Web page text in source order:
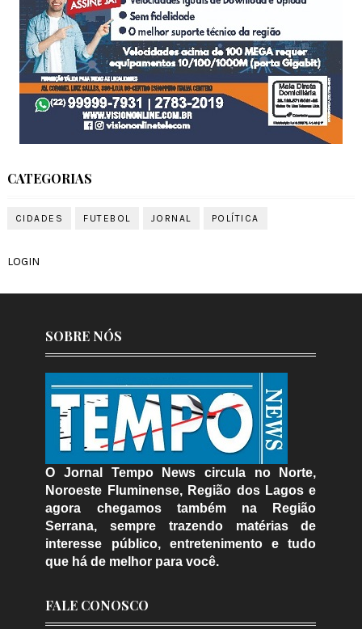
CATEGORIAS
CIDADES FUTEBOL JORNAL POLÍTICA
LOGIN
SOBRE NÓS
O Jornal Tempo News circula no Norte,
Noroeste Fluminense, Região dos Lagos e
agora chegamos também na Região
Serrana, sempre trazendo matérias de
interesse público, entretenimento e tudo
que há de melhor para você.
FALE CONOSCO